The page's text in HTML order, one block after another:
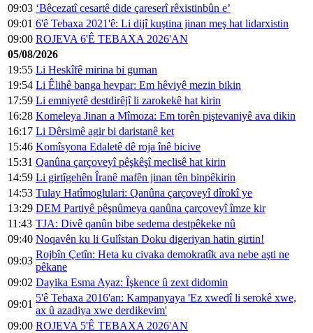
09:03 ‘Bêcezatî cesartê dide çareserî rêxistinbûn e’
09:01 6'ê Tebaxa 2021'ê: Li dijî kuştina jinan meş hat lidarxistin
09:00 ROJEVA 6'Ê TEBAXA 2026'AN
05/08/2026
19:55 Li Heskîfê mirina bi guman
19:54 Li Êlihê banga hevpar: Em hêviyê mezin bikin
17:59 Li emniyetê destdirêjî li zarokekê hat kirin
16:28 Komeleya Jinan a Mîmoza: Em torên piştevaniyê ava dikin
16:17 Li Dêrsimê agir bi daristanê ket
15:46 Komîsyona Edaletê dê roja înê bicive
15:31 Qanûna çarçoveyî pêşkêşî meclisê hat kirin
14:59 Li girtîgehên Îranê mafên jinan tên binpêkirin
14:53 Tulay Hatîmoglulari: Qanûna çarçoveyî dîrokî ye
13:29 DEM Partiyê pêşnûmeya qanûna çarçoveyî îmze kir
11:43 TJA: Divê qanûn bibe sedema destpêkeke nû
09:40 Noqavên ku li Gulîstan Doku digeriyan hatin girtin!
09:03
Rojbîn Çetîn: Heta ku civaka demokratîk ava nebe aşti ne
pêkane
09:02 Dayika Esma Ayaz: Îşkence û zext didomin
09:01
5'ê Tebaxa 2016'an: Kampanyaya 'Ez xwedî li serokê xwe,
ax û azadiya xwe derdikevim'
09:00 ROJEVA 5'Ê TEBAXA 2026'AN